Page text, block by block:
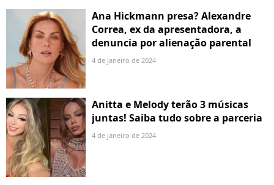
Ana Hickmann presa? Alexandre
Correa, ex da apresentadora, a
denuncia por alienação parental
4 de janeiro de 2024
Anitta e Melody terão 3 músicas
juntas! Saiba tudo sobre a parceria
4 de janeiro de 2024